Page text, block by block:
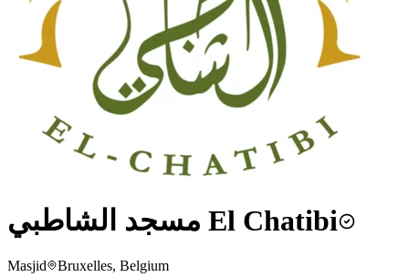
مسجد الشاطبي El Chatibi
Masjid
Bruxelles, Belgium